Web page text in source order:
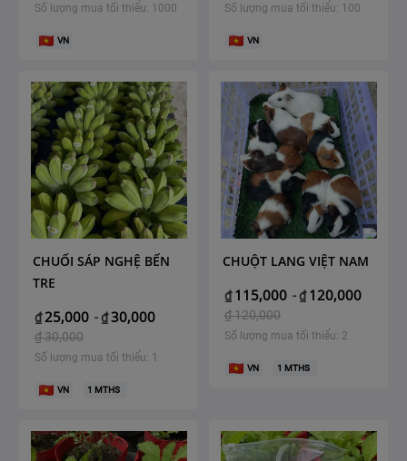
Số lượng mua tối thiểu: 1000
VN
Số lượng mua tối thiểu: 100
VN
CHUỐI SÁP NGHỆ BẾN
TRE
₫ 25,000 -₫30,000
₫30,000
Số lượng mua tối thiểu: 1
VN 1 MTHS
CHUỘT LANG VIỆT NAM
₫ 115,000 -₫ 120,000
₫120,000
Số lượng mua tối thiểu: 2
VN 1 MTHS